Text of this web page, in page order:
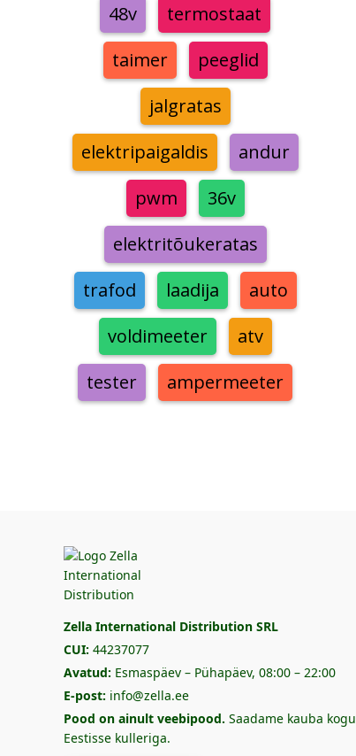
48v
termostaat
taimer
peeglid
jalgratas
elektripaigaldis
andur
pwm
36v
elektritõukeratas
trafod
laadija
auto
voldimeeter
atv
tester
ampermeeter
Zella International Distribution SRL
CUI: 44237077
Avatud: Esmaspäev – Pühapäev, 08:00 – 22:00
E-post: info@zella.ee
Pood on ainult veebipood. Saadame kauba kogu
Eestisse kulleriga.